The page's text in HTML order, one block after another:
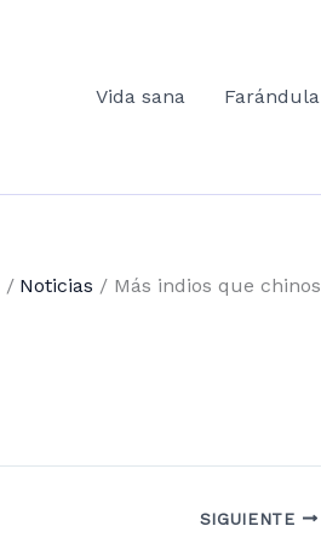
Vida sana
Farándula
Noticias Más indios que chinos
SIGUIENTE